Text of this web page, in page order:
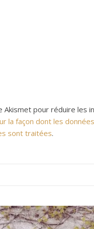
Akismet pour réduire les
la façon dont les
sont traitées.